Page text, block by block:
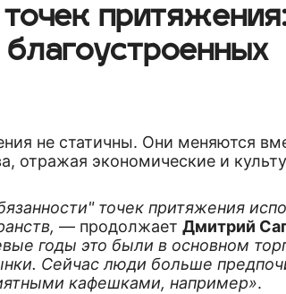
не статичны. Они меняются
отражая экономические и
точек притяжения
— продолжаетДмитрий
годы это были в основном
Сейчас люди больше
кафешками, например».